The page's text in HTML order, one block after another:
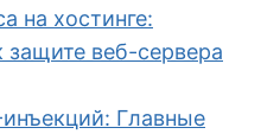
на хостинге:
веб-сервера
Главные